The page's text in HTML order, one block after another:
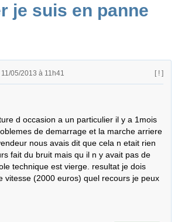
je suis en panne
05/2013 à 11h41 [ ! ]
d occasion a un particulier il y a 1mois
de demarrage et la marche arriere
nous avais dit que cela n etait rien
fait du bruit mais qu il n y avait pas de
technique est vierge. resultat je dois
vitesse (2000 euros) quel recours je peux